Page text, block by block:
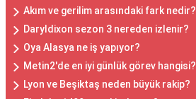
Akım ve gerilim arasındaki fark nedir?
Daryldixon sezon 3 nereden izlenir?
Oya Alasya ne iş yapıyor?
Metin2'de en iyi günlük görev hangisi?
Lyon ve Beşiktaş neden büyük rakip?